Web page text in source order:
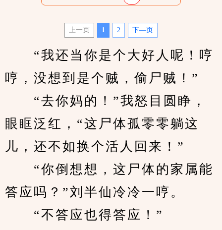
上一页 1 2 下—页
“我还当你是个大好人呢！哼
哼，没想到是个贼，偷尸贼！”
“去你妈的！”我怒目圆睁，
眼眶泛红，“这尸体孤零零躺这
儿，还不如换个活人回来！”
“你倒想想，这尸体的家属能
答应吗？”刘半仙冷冷一哼。
“不答应也得答应！”